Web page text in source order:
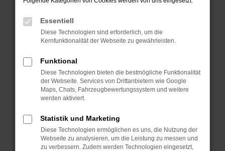
Prüfe deine Browsererweiterungen.
Manche Erweiterungen, wie Werbeblocker,
können das Laden bestimmter Seiten
verhindern. Funktioniert die Seite in einem
Fenster?
Starte dein Gerät neu.
Das kann manchmal helfen, vorübergehende
Probleme zu beheben.
Betriebssystem auf dem neuesten Stand
sind.
Veraltete Software birgt nicht nur ein
Essentiell
Diese Technologien sind erforderlich, um die
Kernfunktionalität der Webseite zu gewährleisten.
Funktional
Diese Technologien bieten die bestmögliche Funktionalität
der Webseite. Services von Drittanbietern wie Google
Maps, Chats, Fahrzeugbewertungssystem und weitere
werden aktiviert.
Statistik und Marketing
Diese Technologien ermöglichen es uns, die Nutzung der
Webseite zu analysieren, um die Leistung zu messen und
zu verbessern. Zudem werden Technologien eingesetzt,